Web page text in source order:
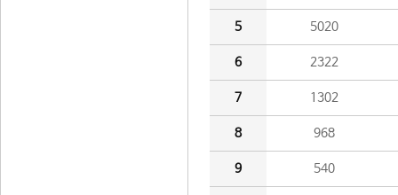
5 5020
6 2322
7 1302
8 968
9 540